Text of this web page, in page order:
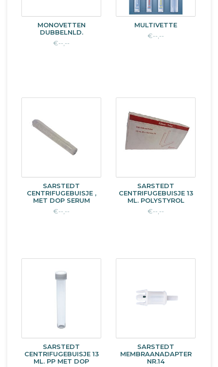
MONOVETTEN
DUBBELNLD.
€--,--
MULTIVETTE
€--,--
SARSTEDT
CENTRIFUGEBUISJE ,
MET DOP SERUM
€--,--
SARSTEDT
CENTRIFUGEBUISJE 13
ML. POLYSTYROL
€--,--
SARSTEDT
CENTRIFUGEBUISJE 13
ML. PP MET DOP
SARSTEDT
MEMBRAANADAPTER
NR.14